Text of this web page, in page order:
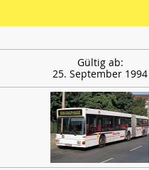
Gültig ab:
25. September 1994